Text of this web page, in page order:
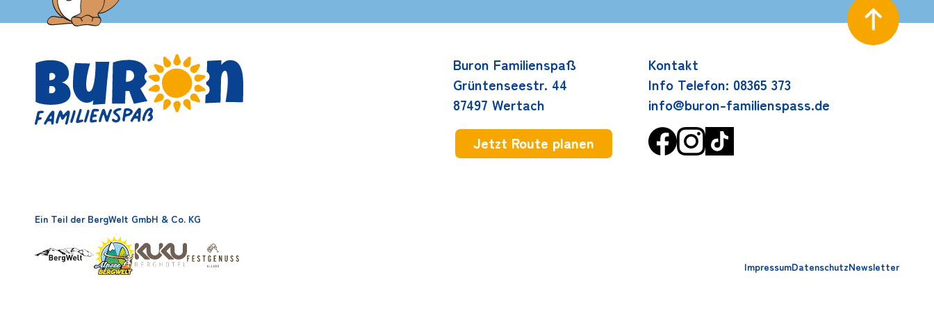
Buron Familienspaß
Grüntenseestr. 44
87497 Wertach
Jetzt Route planen
Kontakt
Info Telefon: 08365 373
info@buron-familienspass.de
Ein Teil der BergWelt GmbH & Co. KG
ImpressumDatenschutzNewsletter